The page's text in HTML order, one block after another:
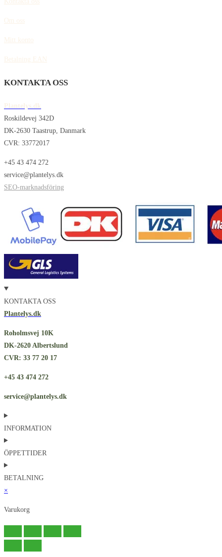
Om oss
Mitt konto
Betalning EAN
KONTAKTA OSS
Plantelys.dk
Roskildevej 342D
DK-2630 Taastrup, Danmark
CVR: 33772017
+45 43 474 272
service@plantelys.dk
SEO-marknadsföring
KONTAKTA OSS
Plantelys.dk
Roholmsvej 10K
DK-2620 Albertslund
CVR: 33 77 20 17
+45 43 474 272
service@plantelys.dk
INFORMATION
ÖPPETTIDER
BETALNING
×
Varukorg